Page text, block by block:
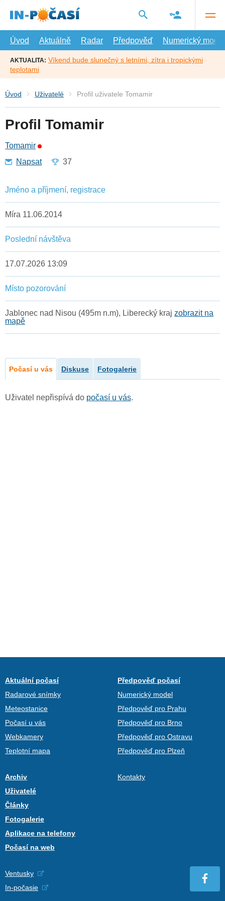
hlavní
Úvod
Aktuálně Radar Předpověď Numerický model
AKTUALITA: Víkend bude slunečný s letními, zítra i tropickými
teplotami
Úvod Uživatelé Profil uživatele Tomamir
Profil Tomamir
Tomamir
Napsat
37
Jméno a příjmení, registrace
Míra 11.06.2014
Poslední návštěva
17.07.2026 13:09
Místo pozorování
Jablonec nad Nisou (495m n.m), Liberecký kraj zobrazit na
mapě
Počasí u vás Diskuse Fotogalerie
Uživatel nepřispívá do počasí u vás.
Aktuální počasí
Radarové snímky
Meteostanice
Počasí u vás
Webkamery
Teplotní mapa
Předpověď počasí
Numerický model
Předpověď pro Prahu
Předpověď pro Brno
Předpověď pro Ostravu
Předpověď pro Plzeň
Archiv
Uživatelé
Články
Fotogalerie
Aplikace na telefony
Počasí na web
Kontakty
Ventusky
In-počasie